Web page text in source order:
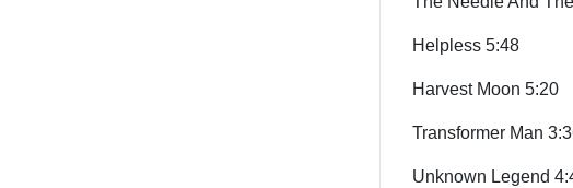
Helpless 5:48
Harvest Moon 5:20
Transformer Man
Unknown Legend